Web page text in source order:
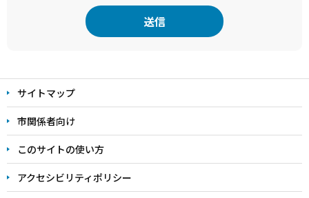
文
こ
こ
ま
で
サイトマップ
市関係者向け
このサイトの使い方
アクセシビリティポリシー